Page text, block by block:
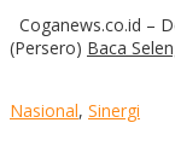
Coganews.co.id –
(Persero) Baca
Nasional, Sinergi